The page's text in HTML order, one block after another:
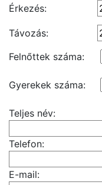
Érkezés:
Távozás:
Felnőttek száma:
Gyerekek száma:
Teljes név:
Telefon:
E-mail: